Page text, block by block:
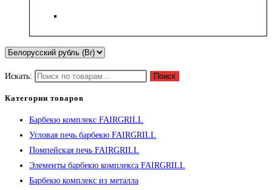
Искать: Поиск
Категории товаров
Барбекю комплекс FAIRGRILL
Угловая печь барбекю FAIRGRILL
Помпейская печь FAIRGRILL
Элементы барбекю комплекса FAIRGRILL
Барбекю комплекс из металла